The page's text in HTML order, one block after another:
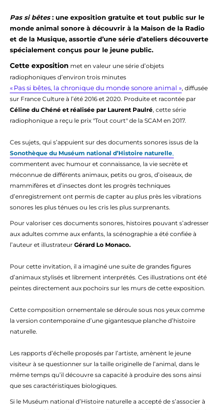
Pas si bêtes: une exposition gratuite et tout public sur le
monde animal sonore à découvrir à la Maison de la Radio
et de la Musique, assortie d’une série d’ateliers découverte
spécialement conçus pour le jeune public.
Cette exposition met en valeur une série d’objets
radiophoniques d’environ trois minutes
« Pas si bêtes, la chronique du monde sonore animal », diffusée
sur France Culture à l’été 2016 et 2020. Produite et racontée par
Céline du Chéné et réalisée par Laurent Paulré, cette série
radiophonique a reçu le prix "Tout court" de la SCAM en 2017.
Ces sujets, qui s’appuient sur des documents sonores issus de la
Sonothèque du Muséum national d’Histoire naturelle,
commentent avec humour et connaissance, la vie secrète et
méconnue de différents animaux, petits ou gros, d’oiseaux, de
mammifères et d’insectes dont les progrès techniques
d’enregistrement ont permis de capter au plus près les vibrations
sonores les plus ténues ou les cris les plus surprenants.
Pour valoriser ces documents sonores, histoires pouvant s’adresser
aux adultes comme aux enfants, la scénographie a été confiée à
l’auteur et illustrateur Gérard Lo Monaco.
Pour cette invitation, il a imaginé une suite de grandes figures
d’animaux stylisés et librement interprétés. Ces illustrations ont été
peintes directement aux pochoirs sur les murs de cette exposition.
Cette composition ornementale se déroule sous nos yeux comme
la version contemporaine d’une gigantesque planche d’histoire
naturelle.
Les rapports d’échelle proposés par l’artiste, amènent le jeune
visiteur à se questionner sur la taille originelle de l’animal, dans le
même temps qu’il découvre sa capacité à produire des sons ainsi
que ses caractéristiques biologiques.
Si le Muséum national d’Histoire naturelle a accepté de s’associer à